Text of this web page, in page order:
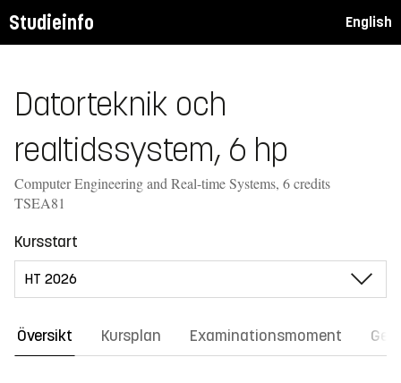
Studieinfo English
Datorteknik och
realtidssystem, 6 hp
Computer Engineering and Real-time Systems, 6 credits
TSEA81
Kursstart
Översikt Kursplan Examinationsmoment